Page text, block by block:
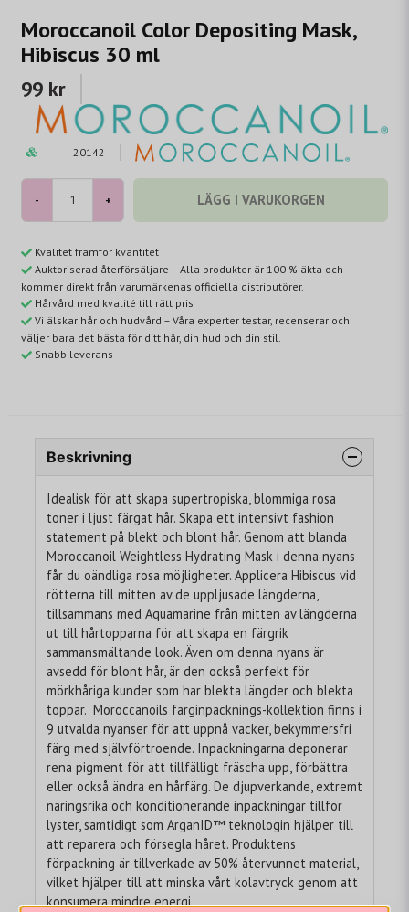
Moroccanoil Color Depositing Mask,
Hibiscus 30 ml
99 kr
20142
- + LÄGG I VARUKORGEN
Kvalitet framför kvantitet
Auktoriserad återförsäljare – Alla produkter är 100 % äkta och
kommer direkt från varumärkenas officiella distributörer.
Hårvård med kvalité till rätt pris
Vi älskar hår och hudvård – Våra experter testar, recenserar och
väljer bara det bästa för ditt hår, din hud och din stil.
Snabb leverans
Beskrivning
Idealisk för att skapa supertropiska, blommiga rosa
toner i ljust färgat hår. Skapa ett intensivt fashion
statement på blekt och blont hår. Genom att blanda
Moroccanoil Weightless Hydrating Mask i denna nyans
får du oändliga rosa möjligheter. Applicera Hibiscus vid
rötterna till mitten av de uppljusade längderna,
tillsammans med Aquamarine från mitten av längderna
ut till hårtopparna för att skapa en färgrik
sammansmältande look. Även om denna nyans är
avsedd för blont hår, är den också perfekt för
mörkhåriga kunder som har blekta längder och blekta
toppar. Moroccanoils färginpacknings-kollektion finns i
9 utvalda nyanser för att uppnå vacker, bekymmersfri
färg med självförtroende. Inpackningarna deponerar
rena pigment för att tillfälligt fräscha upp, förbättra
eller också ändra en hårfärg. De djupverkande, extremt
näringsrika och konditionerande inpackningar tillför
lyster, samtidigt som ArganID™ teknologin hjälper till
att reparera och försegla håret. Produktens
förpackning är tillverkade av 50% återvunnet material,
vilket hjälper till att minska vårt kolavtryck genom att
konsumera mindre energi.